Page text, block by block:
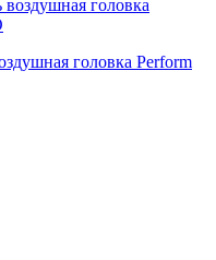
головка Perform